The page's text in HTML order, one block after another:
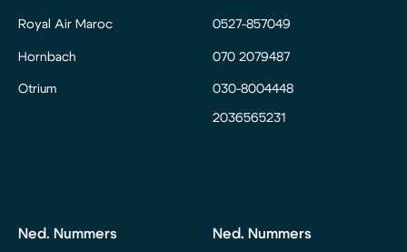
Royal Air Maroc
Hornbach
Otrium
0527-857049
070 2079487
030-8004448
2036565231
Ned. Nummers Ned. Nummers